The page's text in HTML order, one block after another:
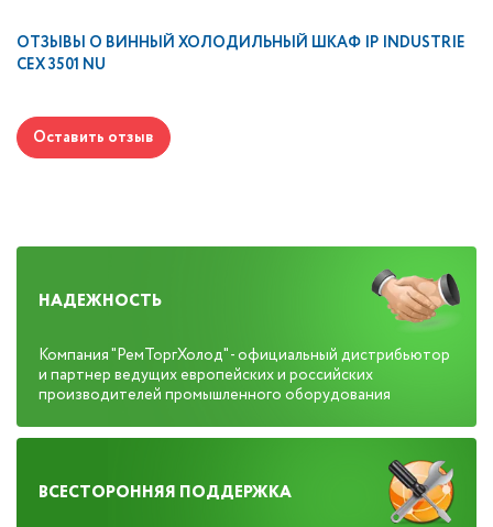
ОТЗЫВЫ О ВИННЫЙ ХОЛОДИЛЬНЫЙ ШКАФ IP INDUSTRIE
CEX 3501 NU
Оставить отзыв
НАДЕЖНОСТЬ
Компания "РемТоргХолод" - официальный дистрибьютор
и партнер ведущих европейских и российских
производителей промышленного оборудования
ВСЕСТОРОННЯЯ ПОДДЕРЖКА